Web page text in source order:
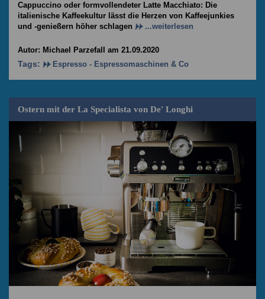
Cappuccino oder formvollendeter Latte Macchiato: Die
italienische Kaffeekultur lässt die Herzen von Kaffeejunkies
und -genießern höher schlagen
...weiterlesen
Autor: Michael Parzefall am 21.09.2020
Tags: Espresso - Espressomaschinen & Co
Ostern mit der La Specialista von De' Longhi